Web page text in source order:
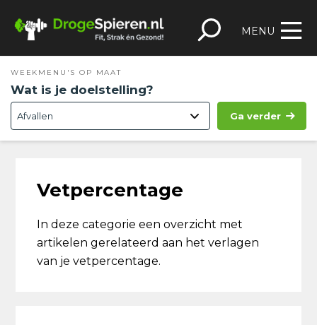
naar
naar
inhoud
naar
sidebar
footer
MENU
WEEKMENU'S OP MAAT
Wat is je doelstelling?
Ga verder
Vetpercentage
In deze categorie een overzicht met
artikelen gerelateerd aan het verlagen
van je vetpercentage.